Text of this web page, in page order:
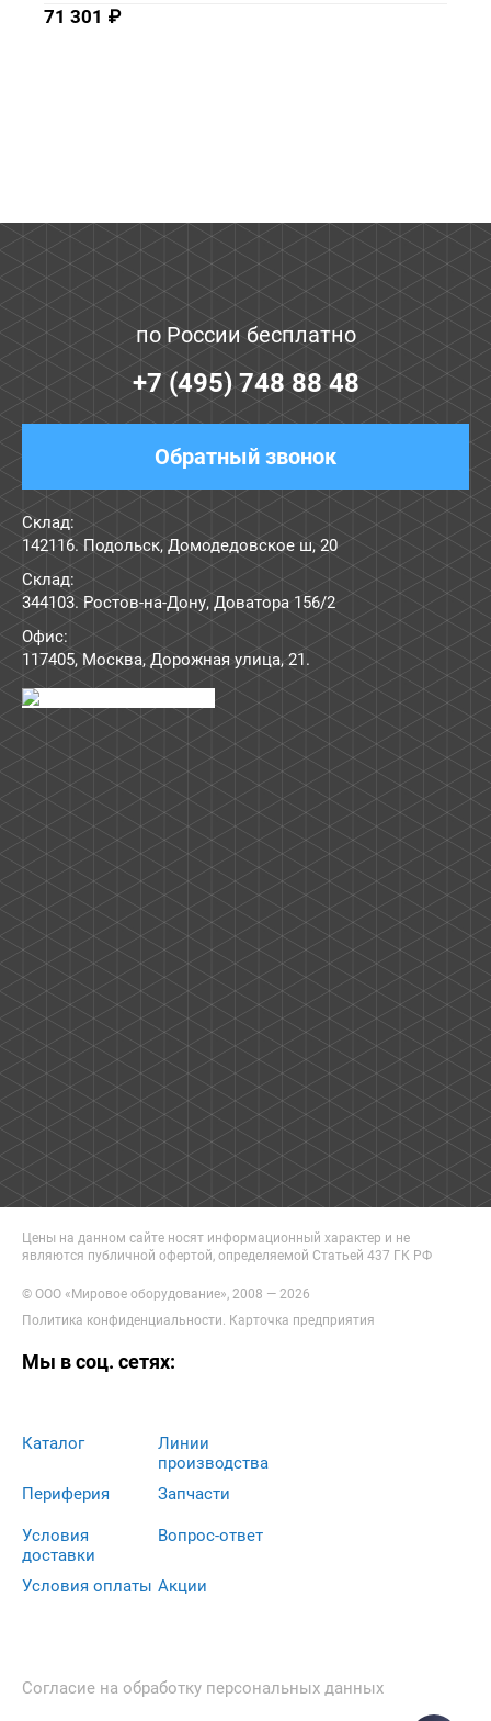
71 301 ₽
по России бесплатно
+7 (495) 748 88 48
Обратный звонок
Склад:
142116. Подольск, Домодедовское ш, 20
Склад:
344103. Ростов-на-Дону, Доватора 156/2
Офис:
117405, Москва, Дорожная улица, 21.
Цены на данном сайте носят информационный характер и не
являются публичной офертой, определяемой Статьей 437 ГК РФ
© ООО «Мировое оборудование», 2008 — 2026
Политика конфиденциальности Карточка предприятия
Мы в соц. сетях:
Каталог
Периферия
Линии
производства
Запчасти
Условия
доставки
Условия оплаты
Вопрос-ответ
Акции
Согласие на обработку персональных данных